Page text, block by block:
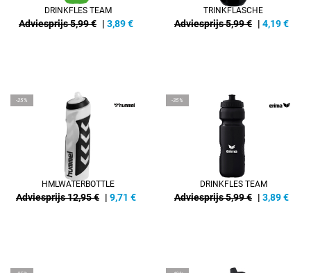
DRINKFLES TEAM
Adviesprijs 5,99 € | 3,89€
TRINKFLASCHE
Adviesprijs 5,99 € | 4,19€
-25%
HMLWATERBOTTLE
Adviesprijs 12,95 € | 9,71 €
-35%
DRINKFLES TEAM
Adviesprijs 5,99 € | 3,89€